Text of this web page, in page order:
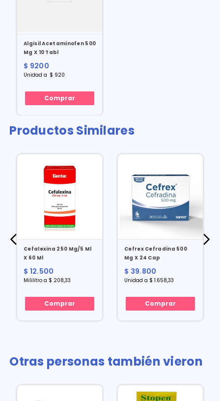
Algisil Acetaminofen 500
Mg X 10 Tabl
$ 9200
Unidad a $ 920
Comprar
Productos Similares
Cefalexina 250 Mg/5 Ml
X 60 Ml
$ 12.500
Mililitro a $ 208,33
Comprar
Cefrex Cefradina 500
Mg X 24 Cap
$ 39.800
Unidad a $ 1.658,33
Comprar
Otras personas también vieron